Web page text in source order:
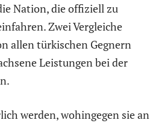
Nation, die offiziell zu
Zwei Vergleiche
allen türkischen Gegnern
Leistungen bei der
werden, wohingegen sie an